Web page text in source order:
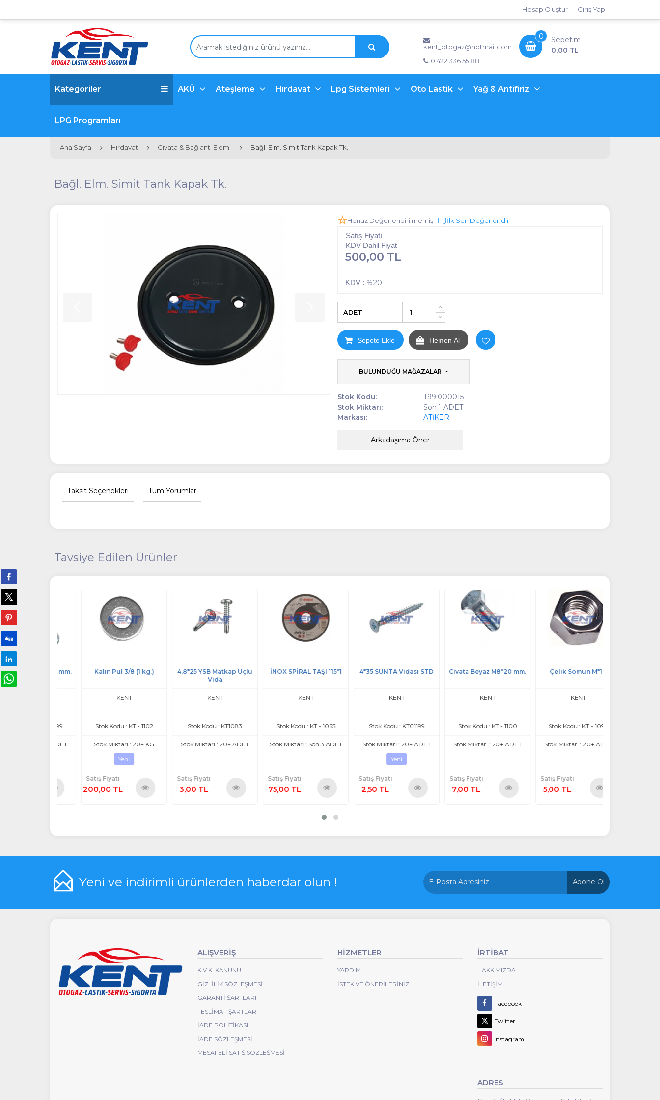
Giriş Yap
Hesap Oluştur
kent_otogaz@hotmail.com
0 422 336 55 88
0
Sepetim
0,00 TL
Kategoriler AKÜ Ateşleme Hırdavat Lpg Sistemleri Oto Lastik Yağ & Antifiriz
LPG Programları
Ana Sayfa Hırdavat Civata & Bağlantı Elem. Bağl. Elm. Simit Tank Kapak Tk.
Bağl. Elm. Simit Tank Kapak Tk.
Henüz Değerlendirilmemiş İlk Sen Değerlendir
Satış Fiyatı
KDV Dahil Fiyat
500,00 TL
KDV : %20
+
ADET
Sepete Ekle Hemen Al
BULUNDUĞU MAĞAZALAR
Stok Kodu:
T99.000015
Stok Miktarı:
Son 1 ADET
Markası:
ATİKER
Arkadaşıma Öner
Taksit Seçenekleri Tüm Yorumlar
Tavsiye Edilen Ürünler
M8*50 mm. Kalın Pul 3/8 (1 kg.)
Stok Kodu : KT - 1102
Stok Miktarı : 20+ KG
Satış Fiyatı
200,00 TL
4,8*25 YSB Matkap Uçlu
Stok Kodu : KT1083
Stok Miktarı : 20+ ADET
Satış Fiyatı
3,00 TL
İNOX SPİRAL TAŞI 115*1
Stok Kodu : KT - 1065
Stok Miktarı : Son 3 ADET
Satış Fiyatı
75,00 TL
4*35 SUNTA Vidası STD
Stok Kodu : KT01199
Stok Miktarı : 20+ ADET
Satış Fiyatı
2,50 TL
Civata Beyaz M8*20 mm.
Stok Kodu : KT - 1100
Stok Miktarı : 20+ ADET
Satış Fiyatı
7,00 TL
Çelik Somun M*10
Stok Kodu : KT - 1098
Stok Miktarı : 20+ ADET
Satış Fiyatı
5,00 TL
Yeni ve indirimli ürünlerden haberdar olun ! Abone Ol
ALIŞVERİŞ
K.V.K. KANUNU
GIZLILIK SÖZLEŞMESI
GARANTI ŞARTLARI
TESLIMAT ŞARTLARI
İADE POLITIKASI
İADE SÖZLEŞMESI
MESAFELİ SATIŞ SÖZLEŞMESİ
HİZMETLER
YARDIM
İSTEK VE ÖNERILERINIZ
İRTİBAT
HAKKIMIZDA
İLETIŞIM
Facebook
Twitter
Instagram
ADRES